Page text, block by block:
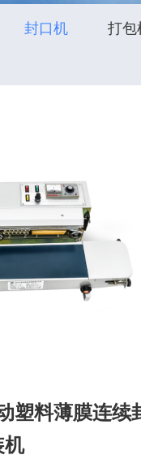
封口机 打包
塑料薄膜连续
机